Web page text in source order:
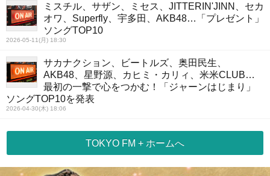
ミスチル、サザン、ミセス、JITTERIN'JINN、セカ
オワ、Superfly、宇多田、AKB48…「プレゼント」
ソングTOP10
2026-05-11(月) 18:30
サカナクション、ビートルズ、奥田民生、
AKB48、星野源、カヒミ・カリィ、米米CLUB…
最初の一撃で心をつかむ！「ジャーンはじまり」
ソングTOP10を発表
2026-04-30(木) 18:06
TOKYO FM + ホームへ